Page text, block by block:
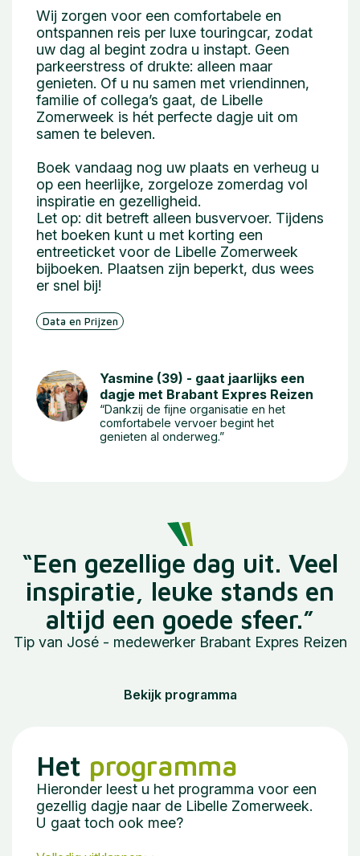
Wij zorgen voor een comfortabele en
ontspannen reis per luxe touringcar, zodat
uw dag al begint zodra u instapt. Geen
parkeerstress of drukte: alleen maar
genieten. Of u nu samen met vriendinnen,
familie of collega’s gaat, de Libelle
Zomerweek is hét perfecte dagje uit om
samen te beleven.
Boek vandaag nog uw plaats en verheug u
op een heerlijke, zorgeloze zomerdag vol
inspiratie en gezelligheid.
Let op: dit betreft alleen busvervoer. Tijdens
het boeken kunt u met korting een
entreeticket voor de Libelle Zomerweek
bijboeken. Plaatsen zijn beperkt, dus wees
er snel bij!
Data en Prijzen
Yasmine (39) - gaat jaarlijks een
dagje met Brabant Expres Reizen
“Dankzij de fijne organisatie en het
comfortabele vervoer begint het
genieten al onderweg.”
“Een gezellige dag uit. Veel
inspiratie, leuke stands en
altijd een goede sfeer.”
Tip van José - medewerker Brabant Expres Reizen
Bekijk programma
Het programma
Hieronder leest u het programma voor een
gezellig dagje naar de Libelle Zomerweek.
U gaat toch ook mee?